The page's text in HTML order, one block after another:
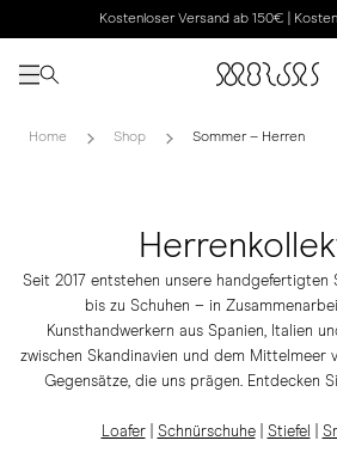
Kostenloser Versand ab 150€ |
Home Shop Sommer – Herren
Seit 2017 entstehen unsere handgefertigten
bis zu Schuhen – in
Kunsthandwerkern aus Spanien, Italien
zwischen Skandinavien und dem Mittelmeer
Gegensätze, die uns prägen. Entdecken
Loafer| Schnürschuhe| Stiefel